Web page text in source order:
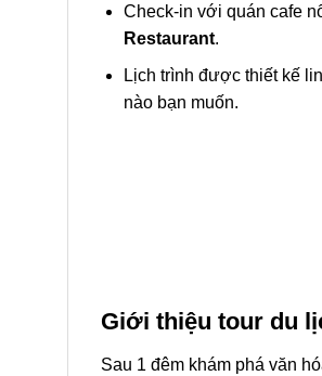
Check-in với quán cafe
Restaurant.
Lịch trình được thiết kế
nào bạn muốn.
Giới thiệu tour du
Sau 1 đêm khám phá văn